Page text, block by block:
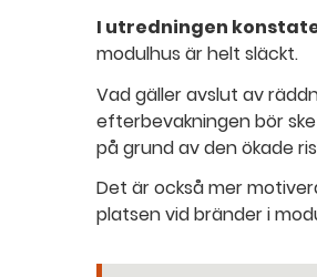
I utredningen
modulhus är helt släckt.
Vad gäller avslut av
efterbevakningen bör
på grund av den ökade
Det är också mer
platsen vid bränder i